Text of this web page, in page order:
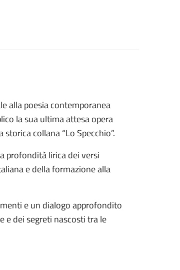
alla poesia contemporanea
la sua ultima attesa opera
collana “Lo Specchio”.
profondità lirica dei versi
e della formazione alla
e un dialogo approfondito
e dei segreti nascosti tra le